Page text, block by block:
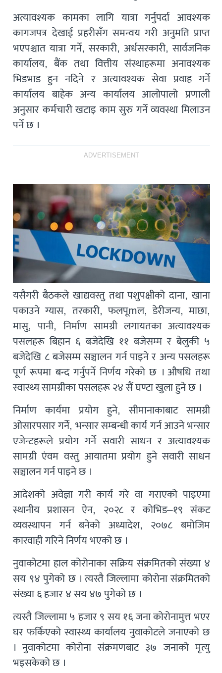
अत्यावश्यक कामका लागि यात्रा गर्नुपर्दा आवश्यक
कागजपत्र देखाई प्रहरीसँग समन्वय गरी अनुमति प्राप्त
भएपश्चात यात्रा गर्ने, सरकारी, अर्धसरकारी, सार्वजनिक
कार्यालय, बैंक तथा वित्तीय संस्थाहरूमा अनावश्यक
भिडभाड हुन नदिने र अत्यावश्यक सेवा प्रवाह गर्ने
कार्यालय बाहेक अन्य कार्यालय आलोपालो प्रणाली
अनुसार कर्मचारी खटाइ काम सुरु गर्ने व्यवस्था मिलाउन
पर्ने छ ।
ADVERTISEMENT
यसैगरी बैठकले खाद्यवस्तु तथा पशुपक्षीको दाना, खाना
पकाउने ग्यास, तरकारी, फलपूmल, डेरीजन्य, माछा,
मासु, पानी, निर्माण सामग्री लगायतका अत्यावश्यक
पसलहरू बिहान ६ बजेदेखि ११ बजेसम्म र बेलुकी ५
बजेदेखि ८ बजेसम्म सञ्चालन गर्न पाइने र अन्य पसलहरू
पूर्ण रूपमा बन्द गर्नुपर्ने निर्णय गरेको छ । औषधि तथा
स्वास्थ्य सामग्रीका पसलहरू २४ सैं घण्टा खुला हुने छ ।
निर्माण कार्यमा प्रयोग हुने, सीमानाकाबाट सामग्री
ओसारपसार गर्ने, भन्सार सम्बन्धी कार्य गर्न आउने भन्सार
एजेन्टहरूले प्रयोग गर्ने सवारी साधन र अत्यावश्यक
सामग्री एंवम वस्तु आयातमा प्रयोग हुने सवारी साधन
सञ्चालन गर्न पाइने छ ।
आदेशको अवेज्ञा गरी कार्य गरे वा गराएको पाइएमा
स्थानीय प्रशासन ऐन, २०२८ र कोभिड–१९ संकट
व्यवस्थापन गर्न बनेको अध्यादेश, २०७८ बमोजिम
कारवाही गरिने निर्णय भएको छ ।
नुवाकोटमा हाल कोरोनाका सक्रिय संक्रमितको संख्या ४
सय ९४ पुगेको छ । त्यस्तै जिल्लामा कोरोना संक्रमितको
संख्या ६ हजार ४ सय ४७ पुगेको छ ।
त्यस्तै जिल्लामा ५ हजार ९ सय १६ जना कोरोनामुत्त भएर
घर फर्किएको स्वास्थ्य कार्यालय नुवाकोटले जनाएको छ
। नुवाकोटमा कोरोना संक्रमणबाट ३७ जनाको मृत्यु
भइसकेको छ ।